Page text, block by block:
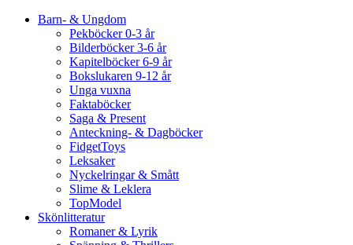
Barn- & Ungdom
Pekböcker 0-3 år
Bilderböcker 3-6 år
Kapitelböcker 6-9 år
Bokslukaren 9-12 år
Unga vuxna
Faktaböcker
Saga & Present
Anteckning- & Dagböcker
FidgetToys
Leksaker
Nyckelringar & Smått
Slime & Leklera
TopModel
Skönlitteratur
Romaner & Lyrik